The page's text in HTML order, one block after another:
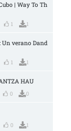
| Way To Th
1 1
Un verano Dand
1 1
HAU
0 0
0 1